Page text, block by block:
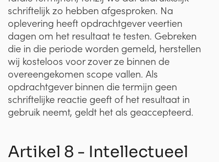
schriftelijk zo hebben afgesproken. Na
oplevering heeft opdrachtgever veertien
dagen om het resultaat te testen. Gebreken
die in die periode worden gemeld, herstellen
wij kosteloos voor zover ze binnen de
overeengekomen scope vallen. Als
opdrachtgever binnen die termijn geen
schriftelijke reactie geeft of het resultaat in
gebruik neemt, geldt het als geaccepteerd.
Artikel 8 - Intellectueel